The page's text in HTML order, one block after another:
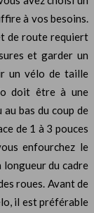
à vos besoins.
de route requiert
et garder un
un vélo de taille
doit être à une
bas du coup de
de 1 à 3 pouces
enfourchez le
du cadre
roues. Avant de
il est préférable